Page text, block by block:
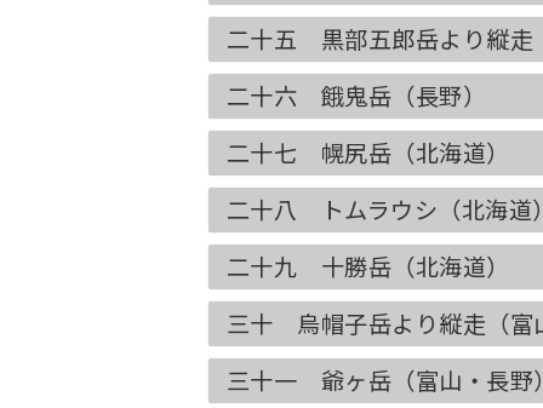
二十五 黒部五郎岳より縦走
二十六 餓鬼岳（長野）
二十七 幌尻岳（北海道）
二十八 トムラウシ（北海道）
二十九 十勝岳（北海道）
三十 烏帽子岳より縦走（富
三十一 爺ヶ岳（富山・長野）